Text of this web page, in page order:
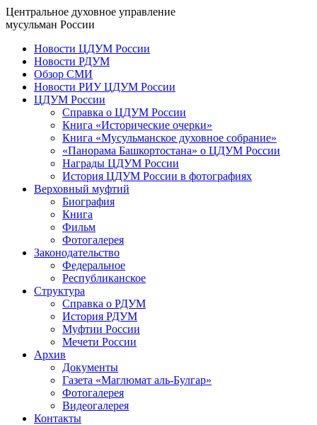
Центральное духовное управление
мусульман России
Новости ЦДУМ России
Новости РДУМ
Обзор СМИ
Новости РИУ ЦДУМ России
ЦДУМ России
Справка о ЦДУМ России
Книга «Исторические очерки»
Книга «Мусульманское духовное собрание»
«Панорама Башкортостана» о ЦДУМ России
Награды ЦДУМ России
История ЦДУМ России в фотографиях
Верховный муфтий
Биография
Книга
Фильм
Фотогалерея
Законодательство
Федеральное
Республиканское
Структура
Справка о РДУМ
История РДУМ
Муфтии России
Мечети России
Архив
Документы
Газета «Маглюмат аль-Булгар»
Фотогалерея
Видеогалерея
Контакты